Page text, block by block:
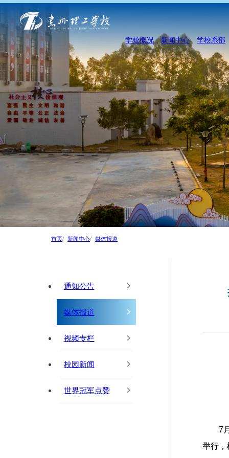
学校概况 新闻中心 学校系部
首页 新闻中心 媒体报道
通知公告
媒体报道
视频专栏
校园新闻
世界冠军点赞
7
举行，